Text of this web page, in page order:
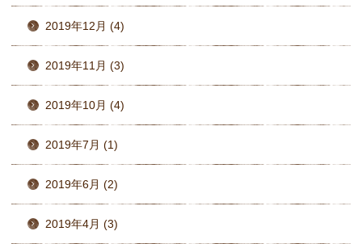
2019年12月 (4)
2019年11月 (3)
2019年10月 (4)
2019年7月 (1)
2019年6月 (2)
2019年4月 (3)